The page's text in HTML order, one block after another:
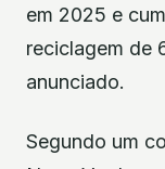
em 2025 e
reciclagem de
anunciado.
Segundo um